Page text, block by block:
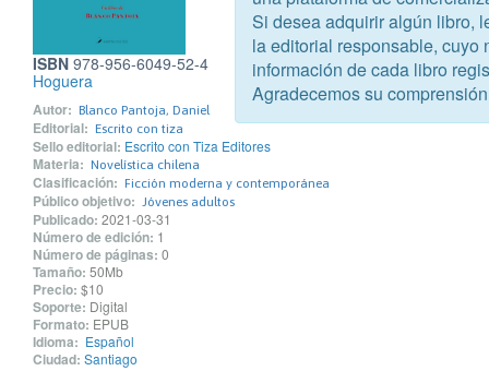
ISBN 978-956-6049-52-4
Hoguera
Autor: Blanco Pantoja, Daniel
Editorial: Escrito con tiza
Sello editorial: Escrito con Tiza Editores
Materia: Novelística chilena
Clasificación: Ficción moderna y contemporánea
Público objetivo: Jóvenes adultos
Publicado: 2021-03-31
Número de edición: 1
Número de páginas: 0
Tamaño: 50Mb
Precio: $10
Soporte: Digital
Formato: EPUB
Idioma: Español
Ciudad: Santiago
Si desea adquirir algún libro,
la editorial responsable, cuyo
información de cada libro
Agradecemos su